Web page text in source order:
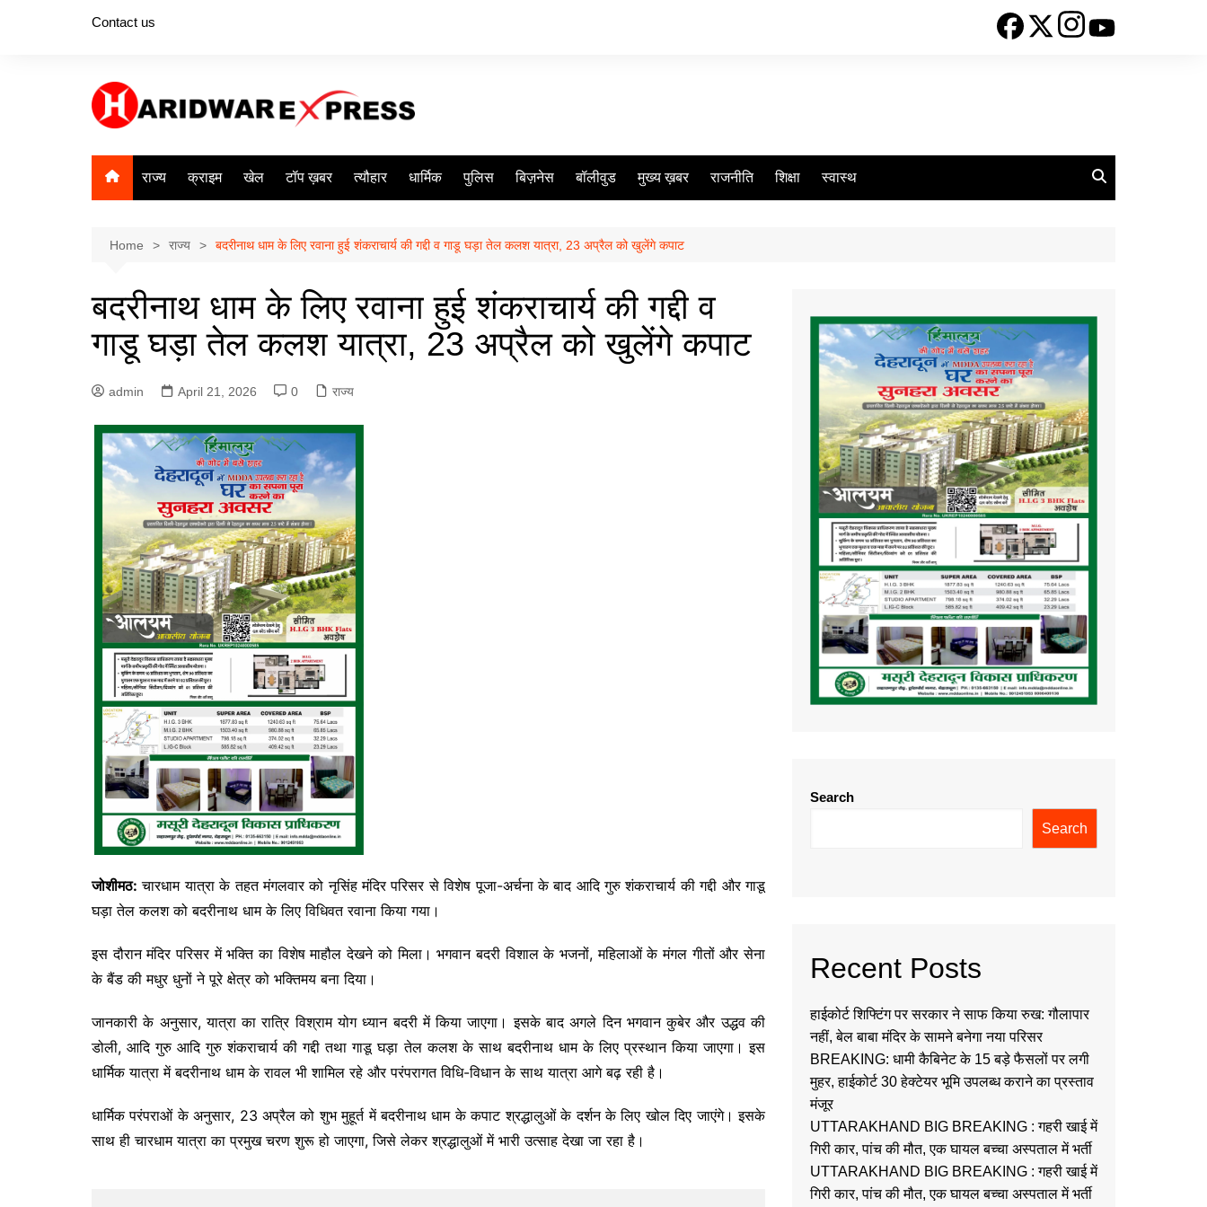
Contact us
राज्य क्राइम खेल टॉप ख़बर त्यौहार धार्मिक पुलिस बिज़नेस बॉलीवुड मुख्य ख़बर राजनीति शिक्षा स्वास्थ
Home राज्य बदरीनाथ धाम के लिए रवाना हुई शंकराचार्य की गद्दी व गाडू घड़ा तेल कलश यात्रा, 23 अप्रैल को खुलेंगे कपाट
बदरीनाथ धाम के लिए रवाना हुई शंकराचार्य की गद्दी व
गाडू घड़ा तेल कलश यात्रा, 23 अप्रैल को खुलेंगे कपाट
admin April 21, 2026 0 राज्य
जोशीमठ: चारधाम यात्रा के तहत मंगलवार को नृसिंह मंदिर परिसर से विशेष पूजा-अर्चना के बाद आदि गुरु शंकराचार्य की गद्दी और गाडू
घड़ा तेल कलश कोबदरीनाथ धामके लिए विधिवत रवाना किया गया।
इस दौरान मंदिर परिसर में भक्ति का विशेष माहौल देखने को मिला। भगवान बदरी विशाल के भजनों, महिलाओं के मंगल गीतों और सेना
के बैंड की मधुर धुनों ने पूरे क्षेत्र को भक्तिमय बना दिया।
जानकारी के अनुसार, यात्रा का रात्रि विश्रामयोग ध्यान बदरीमें किया जाएगा। इसके बाद अगले दिन भगवान कुबेर और उद्धव की
डोली, आदि गुरुआदि गुरु शंकराचार्य की गद्दी तथा गाडू घड़ा तेल कलश के साथ बदरीनाथ धाम के लिए प्रस्थान किया जाएगा। इस
धार्मिक यात्रा में बदरीनाथ धाम के रावल भी शामिल रहे और परंपरागत विधि-विधान के साथ यात्रा आगे बढ़ रही है।
धार्मिक परंपराओं के अनुसार, 23 अप्रैल को शुभ मुहूर्त में बदरीनाथ धाम के कपाट श्रद्धालुओं के दर्शन के लिए खोल दिए जाएंगे। इसके
साथ ही चारधाम यात्रा का प्रमुख चरण शुरू हो जाएगा, जिसे लेकर श्रद्धालुओं में भारी उत्साह देखा जा रहा है।
Search
Search
Recent Posts
हाईकोर्ट शिफ्टिंग पर सरकार ने साफ किया रुख: गौलापार
नहीं, बेल बाबा मंदिर के सामने बनेगा नया परिसर
BREAKING: धामी कैबिनेट के 15 बड़े फैसलों पर लगी
मुहर, हाईकोर्ट 30 हेक्टेयर भूमि उपलब्ध कराने का प्रस्ताव
मंजूर
UTTARAKHAND BIG BREAKING : गहरी खाई में
गिरी कार, पांच की मौत, एक घायल बच्चा अस्पताल में भर्ती
UTTARAKHAND BIG BREAKING : गहरी खाई में
गिरी कार, पांच की मौत, एक घायल बच्चा अस्पताल में भर्ती